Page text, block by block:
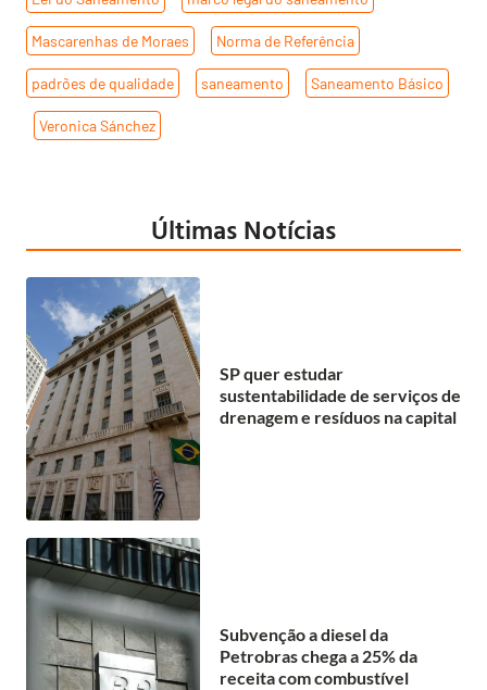
Mascarenhas de Moraes Norma de Referência
padrões de qualidade saneamento Saneamento Básico
Veronica Sánchez
Últimas Notícias
SP quer estudar
sustentabilidade de serviços de
drenagem e resíduos na capital
Subvenção a diesel da
Petrobras chega a 25% da
receita com combustível